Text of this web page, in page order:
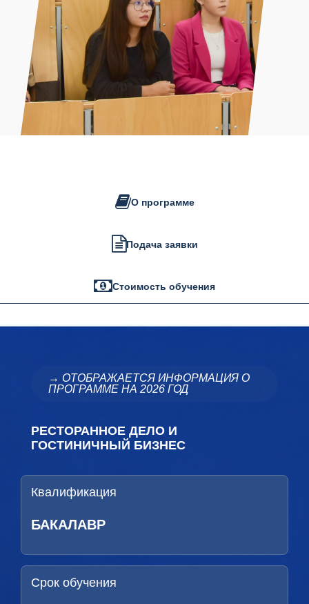
О программе
Подача заявки
Стоимость обучения
→ ОТОБРАЖАЕТСЯ ИНФОРМАЦИЯ О
ПРОГРАММЕ НА 2026 ГОД
РЕСТОРАННОЕ ДЕЛО И
ГОСТИНИЧНЫЙ БИЗНЕС
Квалификация
БАКАЛАВР
Срок обучения